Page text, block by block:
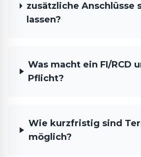
zusätzliche Anschlüsse
lassen?
Was macht ein FI/RCD
Pflicht?
Wie kurzfristig sind
möglich?